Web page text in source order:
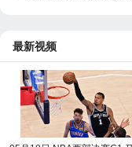
最新视频